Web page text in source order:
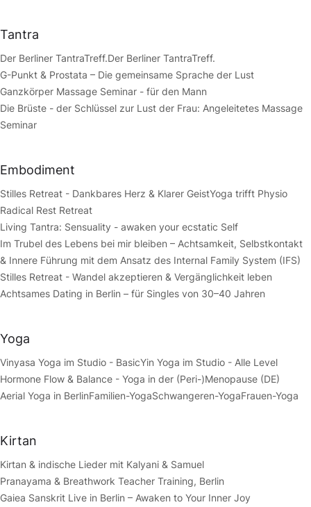
Tantra
Der Berliner TantraTreff.Der Berliner TantraTreff.
G-Punkt & Prostata – Die gemeinsame Sprache der Lust
Ganzkörper Massage Seminar - für den Mann
Die Brüste - der Schlüssel zur Lust der Frau: Angeleitetes Massage
Seminar
Embodiment
Stilles Retreat - Dankbares Herz & Klarer GeistYoga trifft Physio
Radical Rest Retreat
Living Tantra: Sensuality - awaken your ecstatic Self
Im Trubel des Lebens bei mir bleiben – Achtsamkeit, Selbstkontakt
& Innere Führung mit dem Ansatz des Internal Family System (IFS)
Stilles Retreat - Wandel akzeptieren & Vergänglichkeit leben
Achtsames Dating in Berlin – für Singles von 30–40 Jahren
Yoga
Vinyasa Yoga im Studio - BasicYin Yoga im Studio - Alle Level
Hormone Flow & Balance - Yoga in der (Peri-)Menopause (DE)
Aerial Yoga in BerlinFamilien-YogaSchwangeren-YogaFrauen-Yoga
Kirtan
Kirtan & indische Lieder mit Kalyani & Samuel
Pranayama & Breathwork Teacher Training, Berlin
Gaiea Sanskrit Live in Berlin – Awaken to Your Inner Joy